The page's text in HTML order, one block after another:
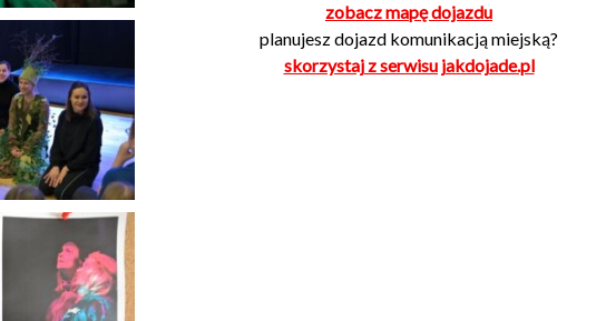
zobacz mapę dojazdu
planujesz dojazd komunikacją miejską?
skorzystaj z serwisu jakdojade.pl